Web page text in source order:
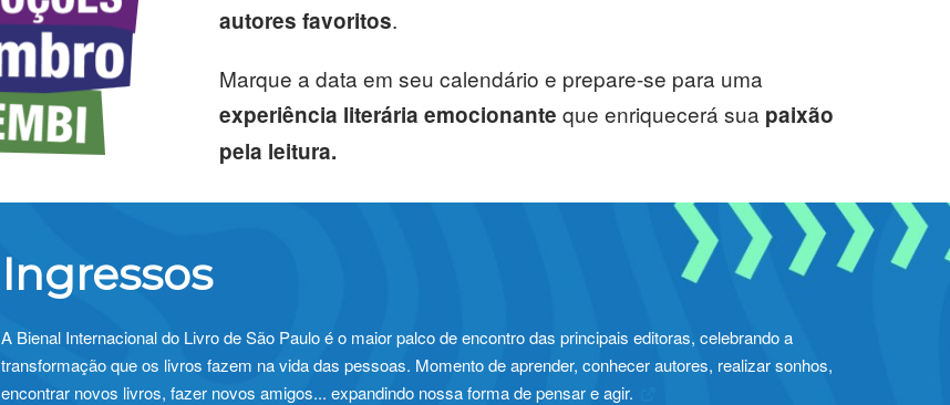
autores favoritos.
Marque a data em seu calendário e prepare-se para uma
experiência literária emocionante que enriquecerá sua paixão
pela leitura.
Ingressos
A Bienal Internacional do Livro de São Paulo é o maior palco de encontro das principais editoras, celebrando a
transformação que os livros fazem na vida das pessoas. Momento de aprender, conhecer autores, realizar sonhos,
encontrar novos livros, fazer novos amigos... expandindo nossa forma de pensar e agir.